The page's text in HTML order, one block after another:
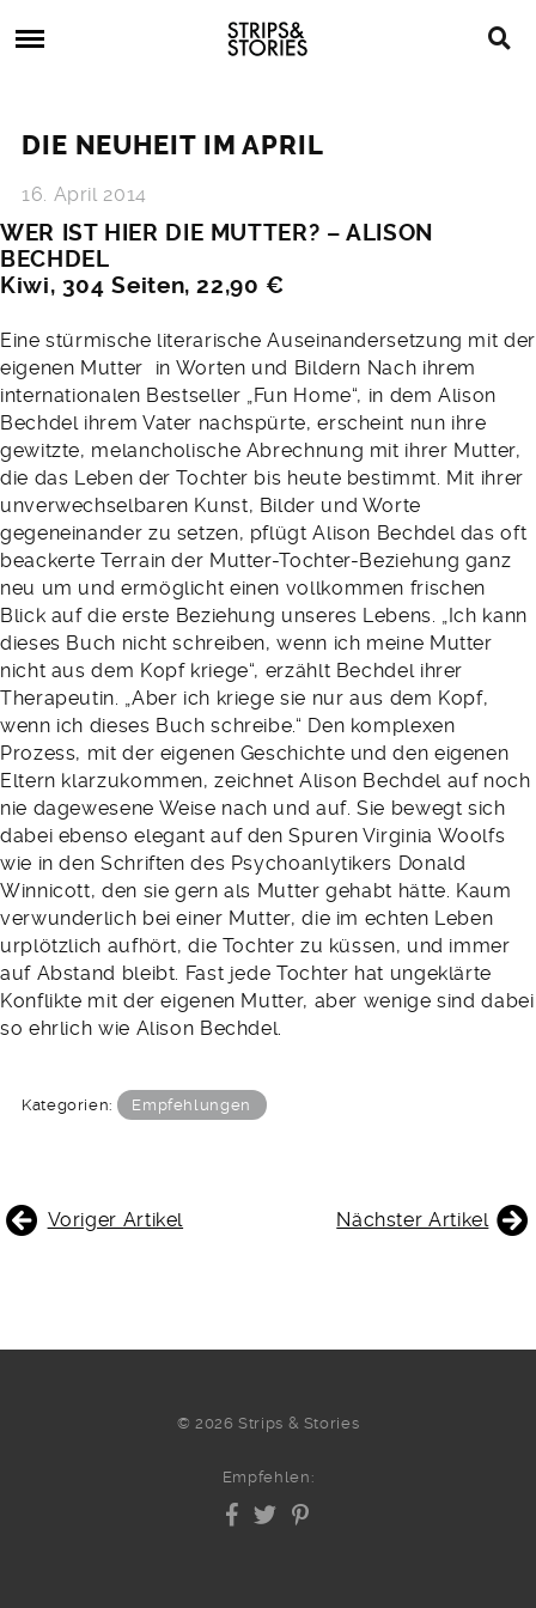
to
Strips
&
Stories
Comics,
DIE NEUHEIT IM APRIL
16. April 2014
WER IST HIER DIE MUTTER? – ALISON
BECHDEL
Kiwi, 304 Seiten, 22,90 €
Eine stürmische literarische Auseinandersetzung mit der
eigenen Mutter  in Worten und Bildern Nach ihrem
internationalen Bestseller „Fun Home“, in dem Alison
Bechdel ihrem Vater nachspürte, erscheint nun ihre
gewitzte, melancholische Abrechnung mit ihrer Mutter,
die das Leben der Tochter bis heute bestimmt. Mit ihrer
unverwechselbaren Kunst, Bilder und Worte
gegeneinander zu setzen, pflügt Alison Bechdel das oft
beackerte Terrain der Mutter-Tochter-Beziehung ganz
neu um und ermöglicht einen vollkommen frischen
Blick auf die erste Beziehung unseres Lebens. „Ich kann
dieses Buch nicht schreiben, wenn ich meine Mutter
nicht aus dem Kopf kriege“, erzählt Bechdel ihrer
Therapeutin. „Aber ich kriege sie nur aus dem Kopf,
wenn ich dieses Buch schreibe.“ Den komplexen
Prozess, mit der eigenen Geschichte und den eigenen
Eltern klarzukommen, zeichnet Alison Bechdel auf noch
nie dagewesene Weise nach und auf. Sie bewegt sich
dabei ebenso elegant auf den Spuren Virginia Woolfs
wie in den Schriften des Psychoanlytikers Donald
Winnicott, den sie gern als Mutter gehabt hätte. Kaum
verwunderlich bei einer Mutter, die im echten Leben
urplötzlich aufhört, die Tochter zu küssen, und immer
auf Abstand bleibt. Fast jede Tochter hat ungeklärte
Konflikte mit der eigenen Mutter, aber wenige sind dabei
so ehrlich wie Alison Bechdel.
Kategorien: Empfehlungen
BEITRAGSNAVIGATION
Voriger Artikel Nächster Artikel
© 2026 Strips & Stories
Empfehlen: